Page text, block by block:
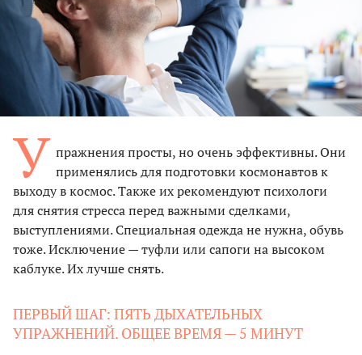
У пражнения просты, но очень эффективны. Они
применялись для подготовки космонавтов к
выходу в космос. Также их рекомендуют психологи
для снятия стресса перед важными сделками,
выступлениями. Специальная одежда не нужна, обувь
тоже. Исключение — туфли или сапоги на высоком
каблуке. Их лучше снять.
ПЕРВЫЙ ШАГ: ПЯТЬ ДЫХАТЕЛЬНЫХ
УПРАЖНЕНИЙ. ОБЩЕЕ ВРЕМЯ — 5 МИНУТ